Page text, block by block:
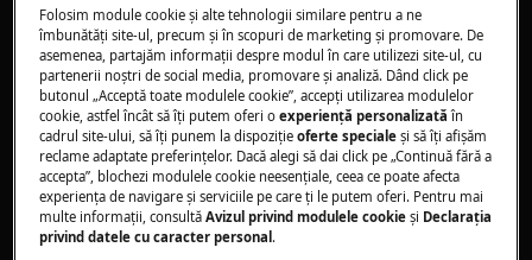
firele și alte particule care se pot acumula în
timpul ciclului de spălare. Dacă filtrul este blocat
sau înfundat, poate duce la probleme de drenaj
și poate cauza funcționarea defectuoasă a
mașinii de spălat.
Pentru a preveni aceste probleme potențiale, vă
recomandăm să verificați în mod regulat filtrul
pompei de scurgere și să îl curățați dacă este
Folosim module cookie și alte tehnologii similare pentru a ne
îmbunătăţi site-ul, precum și în scopuri de marketing și promovare. De
asemenea, partajăm informaţii despre modul în care utilizezi site-ul, cu
partenerii noștri de social media, promovare și analiză. Dând click pe
butonul „Acceptă toate modulele cookie”, accepţi utilizarea modulelor
cookie, astfel încât să îţi putem oferi oexperienţă personalizată în
cadrul site-ului, să îţi punem la dispoziţieoferte speciale și să îţi afișăm
reclame adaptate preferinţelor. Dacă alegi să dai click pe „Continuă fără a
accepta”, blochezi modulele cookie neesenţiale, ceea ce poate afecta
experienţa de navigare și serviciile pe care ţi le putem oferi. Pentru mai
multe informaţii, consultăAvizul privind modulele cookie și Declaraţia
privind datele cu caracter personal .